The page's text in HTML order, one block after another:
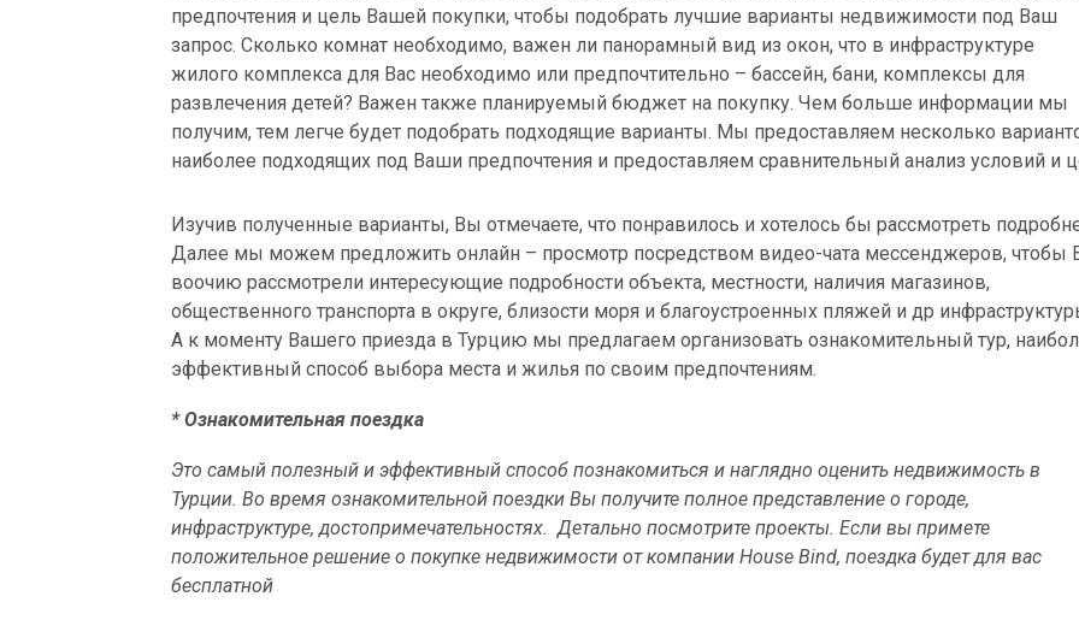
предпочтения и цель Вашей покупки, чтобы подобрать лучшие варианты недвижимости под Ваш
запрос. Сколько комнат необходимо, важен ли панорамный вид из окон, что в инфраструктуре
жилого комплекса для Вас необходимо или предпочтительно – бассейн, бани, комплексы для
развлечения детей? Важен также планируемый бюджет на покупку. Чем больше информации мы
получим, тем легче будет подобрать подходящие варианты. Мы предоставляем несколько
наиболее подходящих под Ваши предпочтения и предоставляем сравнительный анализ условий и
Изучив полученные варианты, Вы отмечаете, что понравилось и хотелось бы рассмотреть
Далее мы можем предложить онлайн – просмотр посредством видео-чата мессенджеров, чтобы
воочию рассмотрели интересующие подробности объекта, местности, наличия магазинов,
общественного транспорта в округе, близости моря и благоустроенных пляжей и др
А к моменту Вашего приезда в Турцию мы предлагаем организовать ознакомительный тур,
эффективный способ выбора места и жилья по своим предпочтениям.
* Ознакомительная поездка
Это самый полезный и эффективный способ познакомиться и наглядно оценить недвижимость в
Турции. Во время ознакомительной поездки Вы получите полное представление о городе,
инфраструктуре, достопримечательностях. Детально посмотрите проекты. Если вы примете
положительное решение о покупке недвижимости от компании House Bind, поездка будет для вас
бесплатной